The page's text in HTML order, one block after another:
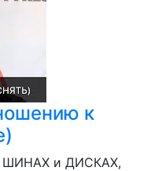
к
ШИНАХ и ДИСКАХ,